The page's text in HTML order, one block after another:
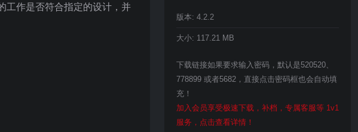
工作是否符合指定的设计，并
版本: 4.2.2
大小: 117.21 MB
下载链接如果要求输入密码，默认是520520、
778899 或者5682，直接点击密码框也会自动填
充！
加入会员享受极速下载，补档，专属客服等 1v1
服务，点击查看详情！